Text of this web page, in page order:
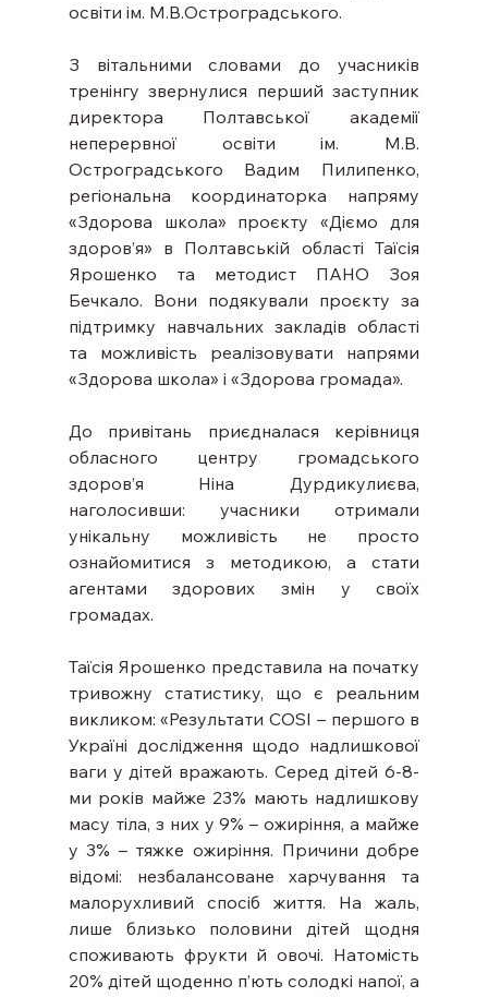
освіти ім. М.В.Остроградського.
З вітальними словами до учасників
тренінгу звернулися перший заступник
директора Полтавської академії
неперервної освіти ім. М.В.
Остроградського Вадим Пилипенко,
регіональна координаторка напряму
«Здорова школа» проєкту «Діємо для
здоров’я» в Полтавській області Таїсія
Ярошенко та методист ПАНО Зоя
Бечкало. Вони подякували проєкту за
підтримку навчальних закладів області
та можливість реалізовувати напрями
«Здорова школа» і «Здорова громада».
До привітань приєдналася керівниця
обласного центру громадського
здоров’я Ніна Дурдикулиєва,
наголосивши: учасники отримали
унікальну можливість не просто
ознайомитися з методикою, а стати
агентами здорових змін у своїх
громадах.
Таїсія Ярошенко представила на початку
тривожну статистику, що є реальним
викликом: «Результати COSI – першого в
Україні дослідження щодо надлишкової
ваги у дітей вражають. Серед дітей 6-8-
ми років майже 23% мають надлишкову
масу тіла, з них у 9% – ожиріння, а майже
у 3% – тяжке ожиріння. Причини добре
відомі: незбалансоване харчування та
малорухливий спосіб життя. На жаль,
лише близько половини дітей щодня
споживають фрукти й овочі. Натомість
20% дітей щоденно п’ють солодкі напої, а